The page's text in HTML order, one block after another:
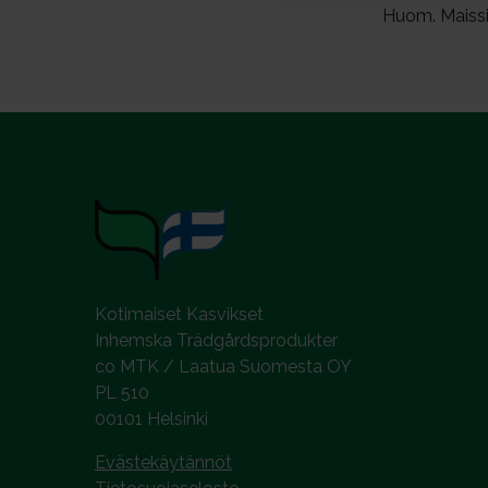
Huom.
Kotimaiset Kasvikset
Inhemska Trädgårdsprodukter
co MTK / Laatua Suomesta OY
PL 510
00101 Helsinki
Evästekäytännöt